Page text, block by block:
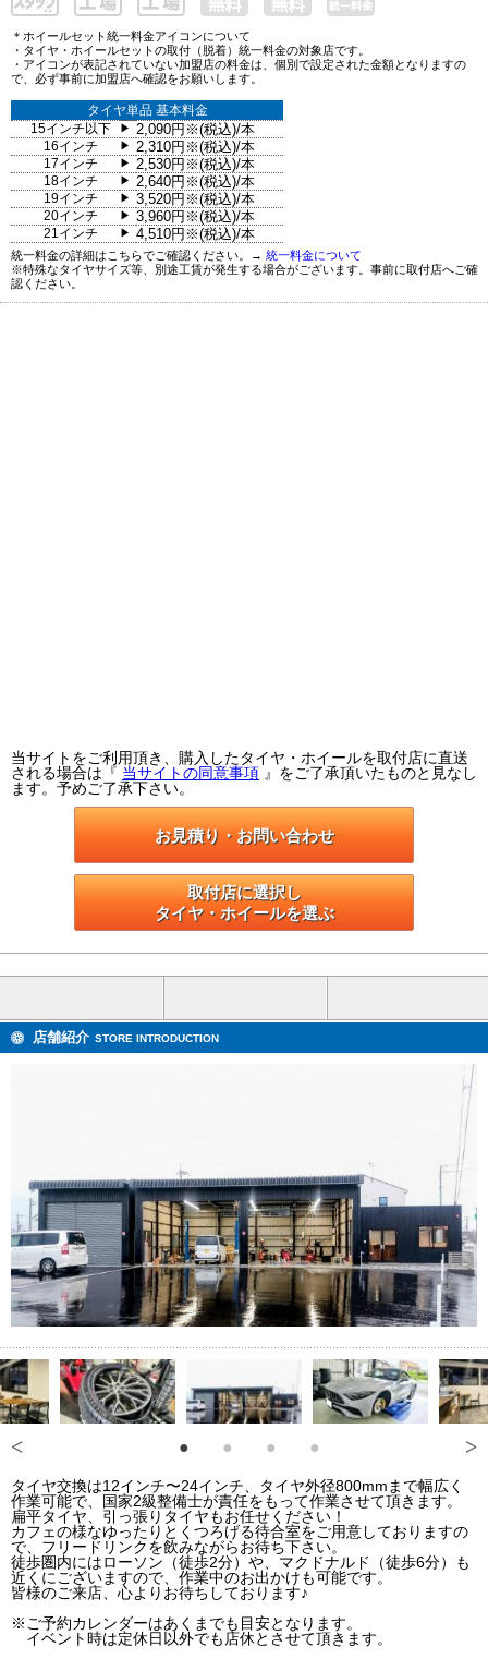
＊ホイールセット統一料金アイコンについて
・タイヤ・ホイールセットの取付（脱着）統一料金の対象店です。
・アイコンが表記されていない加盟店の料金は、個別で設定された金額となりますの
で、必ず事前に加盟店へ確認をお願いします。
タイヤ単品 基本料金
15インチ以下
▶ 2,090円※(税込)/本
16インチ ▶ 2,310円※(税込)/本
17インチ ▶ 2,530円※(税込)/本
18インチ ▶ 2,640円※(税込)/本
19インチ ▶ 3,520円※(税込)/本
20インチ ▶ 3,960円※(税込)/本
21インチ ▶ 4,510円※(税込)/本
統一料金の詳細はこちらでご確認ください。→ 統一料金について
※特殊なタイヤサイズ等、別途工賃が発生する場合がございます。事前に取付店へご確
認ください。
当サイトをご利用頂き、購入したタイヤ・ホイールを取付店に直送
される場合は『 当サイトの同意事項 』をご了承頂いたものと見なし
ます。予めご了承下さい。
お見積り・お問い合わせ
取付店に選択し
タイヤ・ホイールを選ぶ
店舗紹介 STORE INTRODUCTION
タイヤ交換は12インチ〜24インチ、タイヤ外径800mmまで幅広く
作業可能で、国家2級整備士が責任をもって作業させて頂きます。
扁平タイヤ、引っ張りタイヤもお任せください！
カフェの様なゆったりとくつろげる待合室をご用意しておりますの
で、フリードリンクを飲みながらお待ち下さい。
徒歩圏内にはローソン（徒歩2分）や、マクドナルド（徒歩6分）も
近くにございますので、作業中のお出かけも可能です。
皆様のご来店、心よりお待ちしております♪
※ご予約カレンダーはあくまでも目安となります。
イベント時は定休日以外でも店休とさせて頂きます。